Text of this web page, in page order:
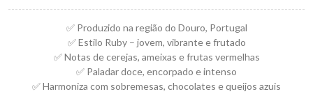
✅ Produzido na região do Douro, Portugal
✅ Estilo Ruby – jovem, vibrante e frutado
✅ Notas de cerejas, ameixas e frutas vermelhas
✅ Paladar doce, encorpado e intenso
✅ Harmoniza com sobremesas, chocolates e queijos azuis